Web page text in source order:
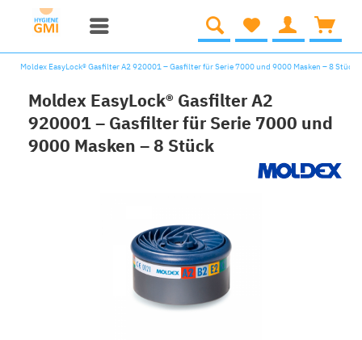
Moldex EasyLock® Gasfilter A2 920001 – Gasfilter für Serie 7000 und 9000 Masken – 8 Stück
Moldex EasyLock® Gasfilter A2
920001 – Gasfilter für Serie 7000 und
9000 Masken – 8 Stück